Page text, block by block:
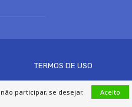
TERMOS DE USO
participar, se desejar. Aceito